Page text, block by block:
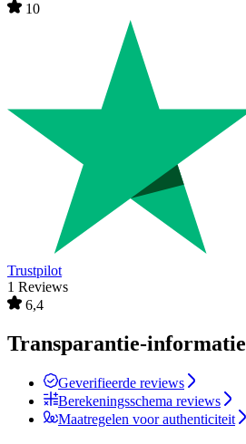
10
Trustpilot
1 Reviews
6,4
Transparantie-informatie
Geverifieerde reviews
Berekeningsschema reviews
Maatregelen voor authenticiteit